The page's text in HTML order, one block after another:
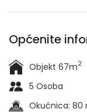
Općenite
Objekt 67m2
5 Osoba
Okućnica: 80